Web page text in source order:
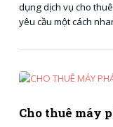
dụng dịch vụ cho
yêu cầu một cách
Cho thuê máy